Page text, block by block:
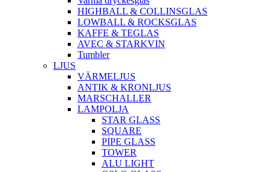
HIGHBALL & COLLINSGLAS
LOWBALL & ROCKSGLAS
KAFFE & TEGLAS
AVEC & STARKVIN
Tumbler
LJUS
VÄRMELJUS
ANTIK & KRONLJUS
MARSCHALLER
LAMPOLJA
STAR GLASS
SQUARE
PIPE GLASS
TOWER
ALU LIGHT